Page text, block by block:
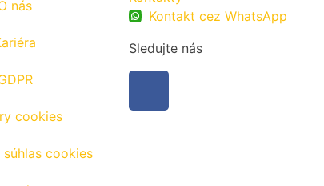
nás
cookies
cookies
Kontakt cez WhatsApp
Sledujte nás